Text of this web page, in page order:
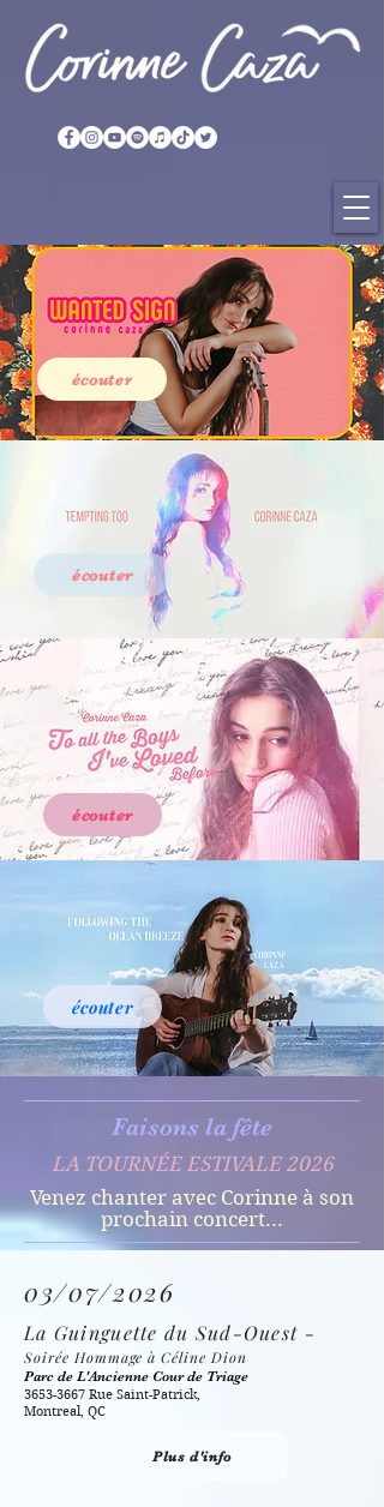
écouter
écouter
écouter
écouter
Faisons la fête
LA TOURNÉE ESTIVALE 2026
Venez chanter avec Corinne à son
prochain concert...
03/07/2026
La Guinguette du Sud-Ouest -
Soirée Hommage à Céline Dion
Parc de L'Ancienne Cour de Triage
3653-3667 Rue Saint-Patrick,
Montreal, QC
Plus d'info